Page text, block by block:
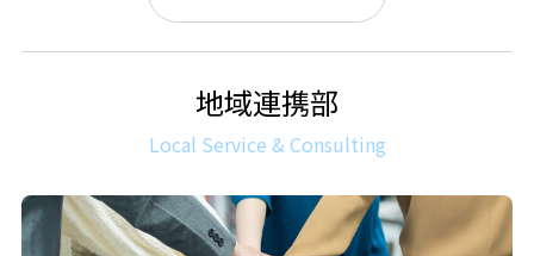
地域連携部
Local Service & Consulting